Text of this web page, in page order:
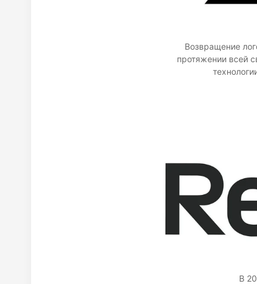
Возвращение
протяжении всей
В